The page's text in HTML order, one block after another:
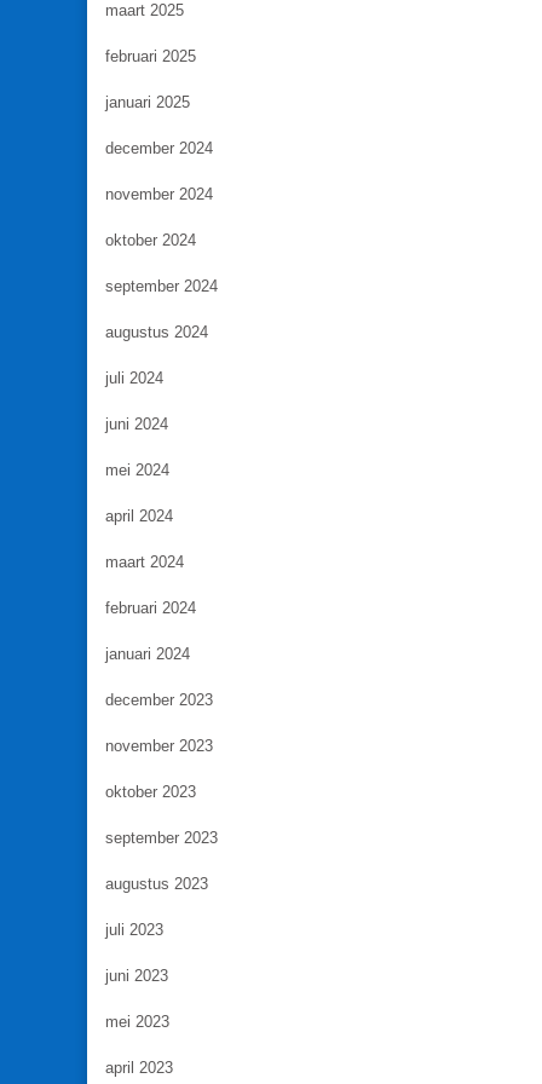
maart 2025
februari 2025
januari 2025
december 2024
november 2024
oktober 2024
september 2024
augustus 2024
juli 2024
juni 2024
mei 2024
april 2024
maart 2024
februari 2024
januari 2024
december 2023
november 2023
oktober 2023
september 2023
augustus 2023
juli 2023
juni 2023
mei 2023
april 2023